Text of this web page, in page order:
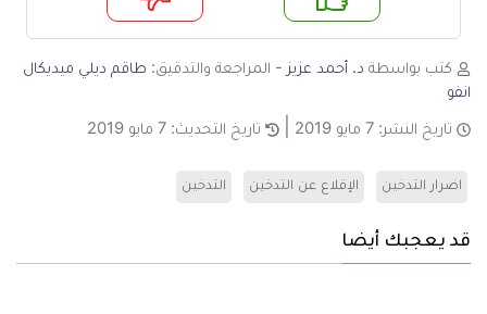
لا
كتب بواسطة د. أحمد عزيز - المراجعة والتدقيق: طاقم ديلي ميديكال
انفو
تاريخ النشر: 7 مايو 2019 تاريخ التحديث: 7 مايو 2019
اضرار التدخين الإقلاع عن التدخين التدخين
قد يعجبك أيضا